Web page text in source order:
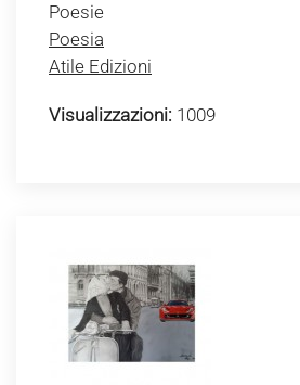
Poesie
Poesia
Atile Edizioni
Visualizzazioni: 1009